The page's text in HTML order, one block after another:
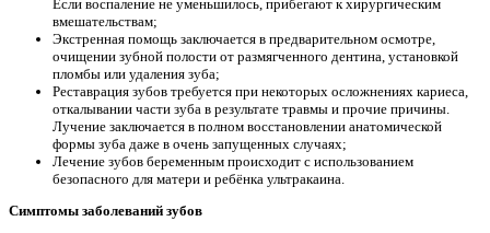
Если воспаление не уменьшилось, прибегают к хирургическим
вмешательствам;
Экстренная помощь заключается в предварительном осмотре,
очищении зубной полости от размягченного дентина, установкой
пломбы или удаления зуба;
Реставрация зубов требуется при некоторых осложнениях кариеса,
откалывании части зуба в результате травмы и прочие причины.
Лучение заключается в полном восстановлении анатомической
формы зуба даже в очень запущенных случаях;
Лечение зубов беременным происходит с использованием
безопасного для матери и ребёнка ультракаина.
Симптомы заболеваний зубов